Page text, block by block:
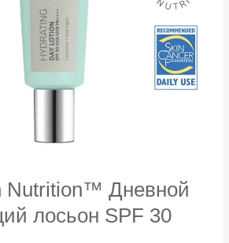
Nutrition™ Дневной
лосьон SPF 30